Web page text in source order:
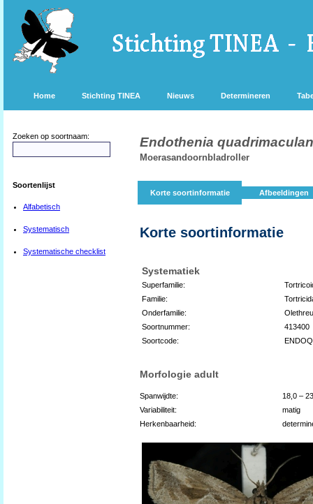
Home Stichting TINEA Nieuws Determineren
Zoeken op soortnaam:
Soortenlijst
Alfabetisch
Systematisch
Systematische checklist
Endothenia
Moerasandoornbladroller
Korte soortinformatie Afbeeldingen
Korte soortinformatie
Systematiek
Superfamilie:
Familie:
Onderfamilie:
Soortnummer:
413400
Soortcode:
Morfologie adult
Spanwijdte:
18,0 –
Variabiliteit:
matig
Herkenbaarheid: